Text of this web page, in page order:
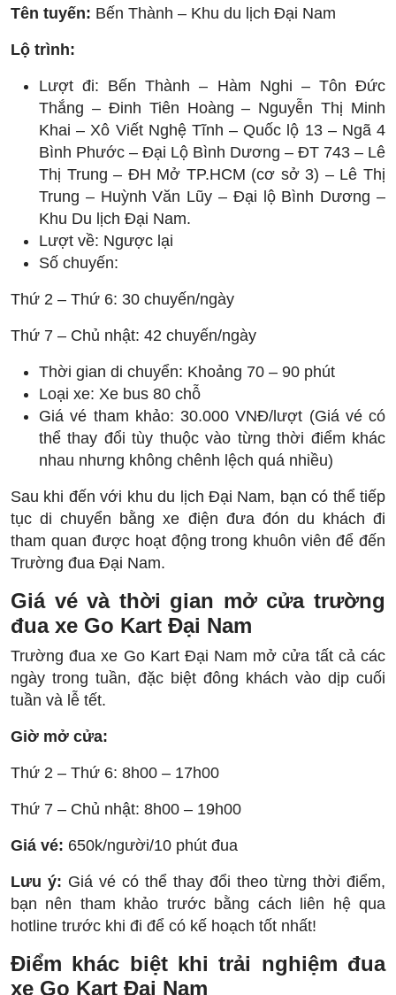
Tên tuyến: Bến Thành – Khu du lịch Đại Nam
Lộ trình:
Lượt đi: Bến Thành – Hàm Nghi – Tôn Đức
Thắng – Đinh Tiên Hoàng – Nguyễn Thị Minh
Khai – Xô Viết Nghệ Tĩnh – Quốc lộ 13 – Ngã 4
Bình Phước – Đại Lộ Bình Dương – ĐT 743 – Lê
Thị Trung – ĐH Mở TP.HCM (cơ sở 3) – Lê Thị
Trung – Huỳnh Văn Lũy – Đại lộ Bình Dương –
Khu Du lịch Đại Nam.
Lượt về: Ngược lại
Số chuyến:
Thứ 2 – Thứ 6: 30 chuyến/ngày
Thứ 7 – Chủ nhật: 42 chuyến/ngày
Thời gian di chuyển: Khoảng 70 – 90 phút
Loại xe: Xe bus 80 chỗ
Giá vé tham khảo: 30.000 VNĐ/lượt (Giá vé có
thể thay đổi tùy thuộc vào từng thời điểm khác
nhau nhưng không chênh lệch quá nhiều)
Sau khi đến với khu du lịch Đại Nam, bạn có thể tiếp
tục di chuyển bằng xe điện đưa đón du khách đi
tham quan được hoạt động trong khuôn viên để đến
Trường đua Đại Nam.
Giá vé và thời gian mở cửa trường
đua xe Go Kart Đại Nam
Trường đua xe Go Kart Đại Nam mở cửa tất cả các
ngày trong tuần, đặc biệt đông khách vào dịp cuối
tuần và lễ tết.
Giờ mở cửa:
Thứ 2 – Thứ 6: 8h00 – 17h00
Thứ 7 – Chủ nhật: 8h00 – 19h00
Giá vé: 650k/người/10 phút đua
Lưu ý: Giá vé có thể thay đổi theo từng thời điểm,
bạn nên tham khảo trước bằng cách liên hệ qua
hotline trước khi đi để có kế hoạch tốt nhất!
Điểm khác biệt khi trải nghiệm đua
xe Go Kart Đại Nam